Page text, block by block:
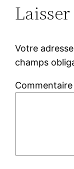
Votre
champs
Commentaire